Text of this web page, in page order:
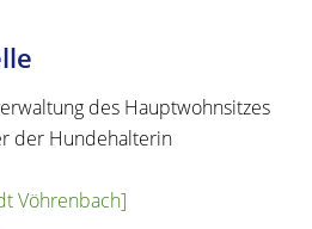
des Hauptwohnsitzes
der Hundehalterin
Vöhrenbach]